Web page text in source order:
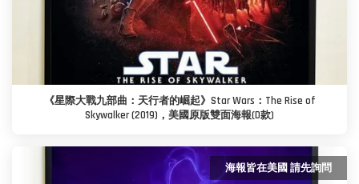
《星際大戰九部曲：天行者的崛起》Star Wars：The Rise of
Skywalker (2019)，美國原版雙面海報(D款)
海報皆在美國 請先詢問